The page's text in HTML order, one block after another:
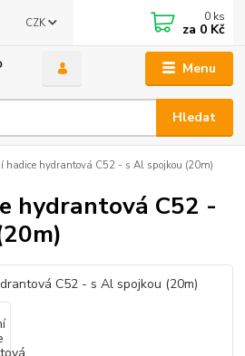
Menu
CZK
Hledat
0 ks
za 0 Kč
hadice hydrantová C52 - s Al spojkou (20m)
hydrantová C52 -